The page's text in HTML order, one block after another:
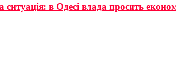
ситуація: в Одесі влада просить